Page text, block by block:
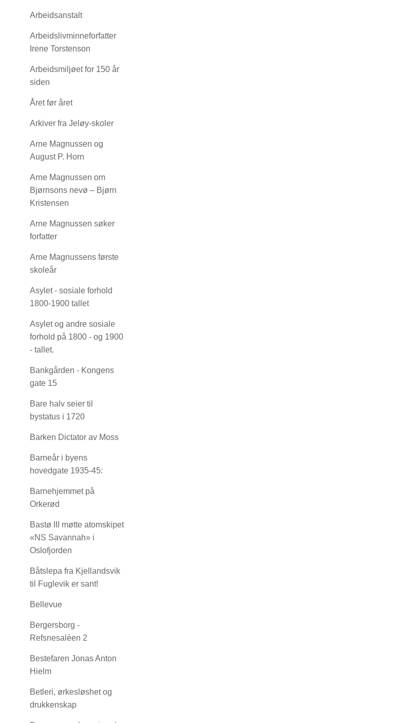
Arbeidsanstalt
Arbeidslivminneforfatter
Irene Torstenson
Arbeidsmiljøet for 150 år
siden
Året før året
Arkiver fra Jeløy-skoler
Arne Magnussen og
August P. Horn
Arne Magnussen om
Bjørnsons nevø – Bjørn
Kristensen
Arne Magnussen søker
forfatter
Arne Magnussens første
skoleår
Asylet - sosiale forhold
1800-1900 tallet
Asylet og andre sosiale
forhold på 1800 - og 1900
- tallet.
Bankgården - Kongens
gate 15
Bare halv seier til
bystatus i 1720
Barken Dictator av Moss
Barneår i byens
hovedgate 1935-45:
Barnehjemmet på
Orkerød
Bastø III møtte atomskipet
«NS Savannah» i
Oslofjorden
Båtslepa fra Kjellandsvik
til Fuglevik er sant!
Bellevue
Bergersborg -
Refsnesalèen 2
Bestefaren Jonas Anton
Hielm
Betleri, ørkesløshet og
drukkenskap